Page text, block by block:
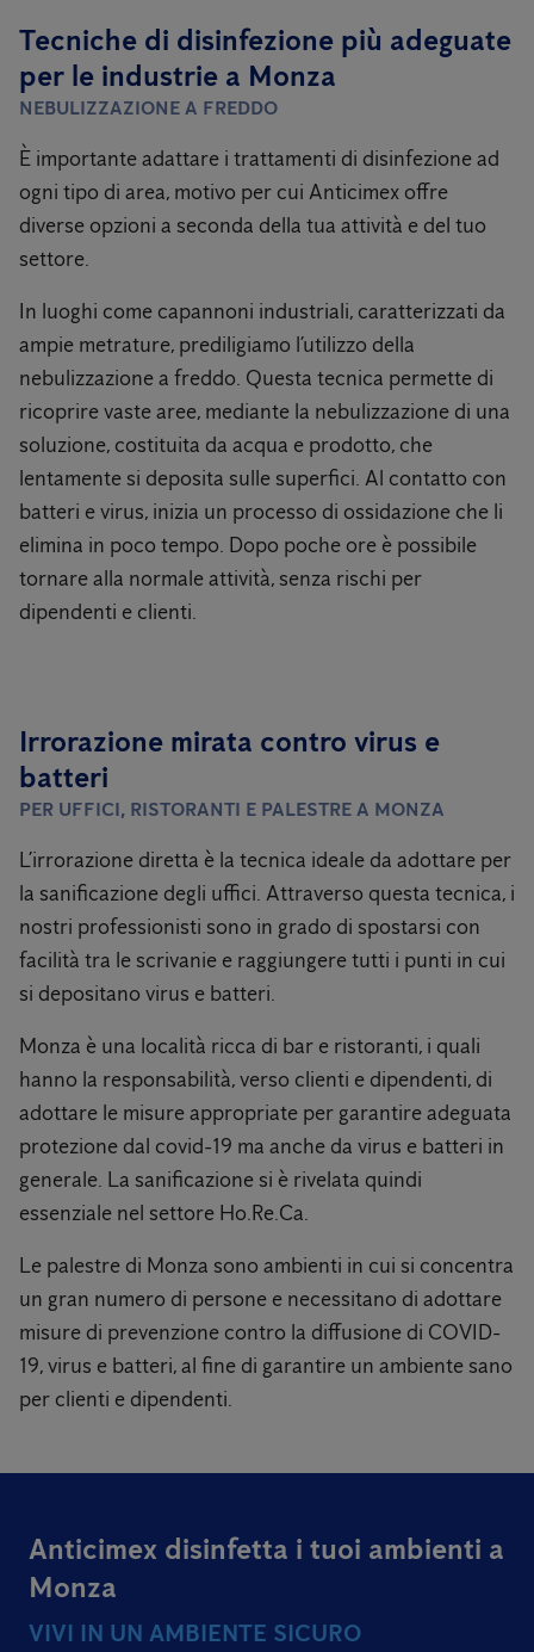
Tecniche di disinfezione più adeguate
per le industrie a Monza
NEBULIZZAZIONE A FREDDO
È importante adattare i trattamenti di disinfezione ad
ogni tipo di area, motivo per cui Anticimex offre
diverse opzioni a seconda della tua attività e del tuo
settore.
In luoghi come capannoni industriali, caratterizzati da
ampie metrature, prediligiamo l’utilizzo della
nebulizzazione a freddo. Questa tecnica permette di
ricoprire vaste aree, mediante la nebulizzazione di una
soluzione, costituita da acqua e prodotto, che
lentamente si deposita sulle superfici. Al contatto con
batteri e virus, inizia un processo di ossidazione che li
elimina in poco tempo. Dopo poche ore è possibile
tornare alla normale attività, senza rischi per
dipendenti e clienti.
Irrorazione mirata contro virus e
batteri
PER UFFICI, RISTORANTI E PALESTRE A MONZA
L’irrorazione diretta è la tecnica ideale da adottare per
la sanificazione degli uffici. Attraverso questa tecnica, i
nostri professionisti sono in grado di spostarsi con
facilità tra le scrivanie e raggiungere tutti i punti in cui
si depositano virus e batteri.
Monza è una località ricca di bar e ristoranti, i quali
hanno la responsabilità, verso clienti e dipendenti, di
adottare le misure appropriate per garantire adeguata
protezione dal covid-19 ma anche da virus e batteri in
generale. La sanificazione si è rivelata quindi
essenziale nel settore Ho.Re.Ca.
Le palestre di Monza sono ambienti in cui si concentra
un gran numero di persone e necessitano di adottare
misure di prevenzione contro la diffusione di COVID-
19, virus e batteri, al fine di garantire un ambiente sano
per clienti e dipendenti.
Anticimex disinfetta i tuoi ambienti a
Monza
VIVI IN UN AMBIENTE SICURO